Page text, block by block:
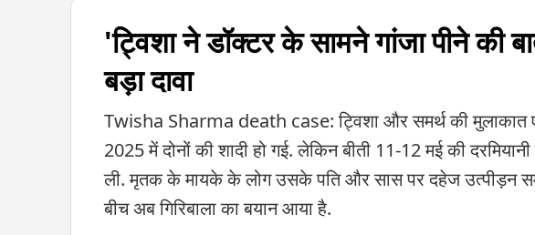
'ट्विशा ने डॉक्टर के सामने गांजा पीने की
बड़ा दावा
Twisha Sharma death case: ट्विशा और समर्थ की मुलाकात
2025 में दोनों की शादी हो गई. लेकिन बीती 11-12 मई की
ली. मृतक के मायके के लोग उसके पति और सास पर दहेज उत्पीड़न
बीच अब गिरिबाला का बयान आया है.